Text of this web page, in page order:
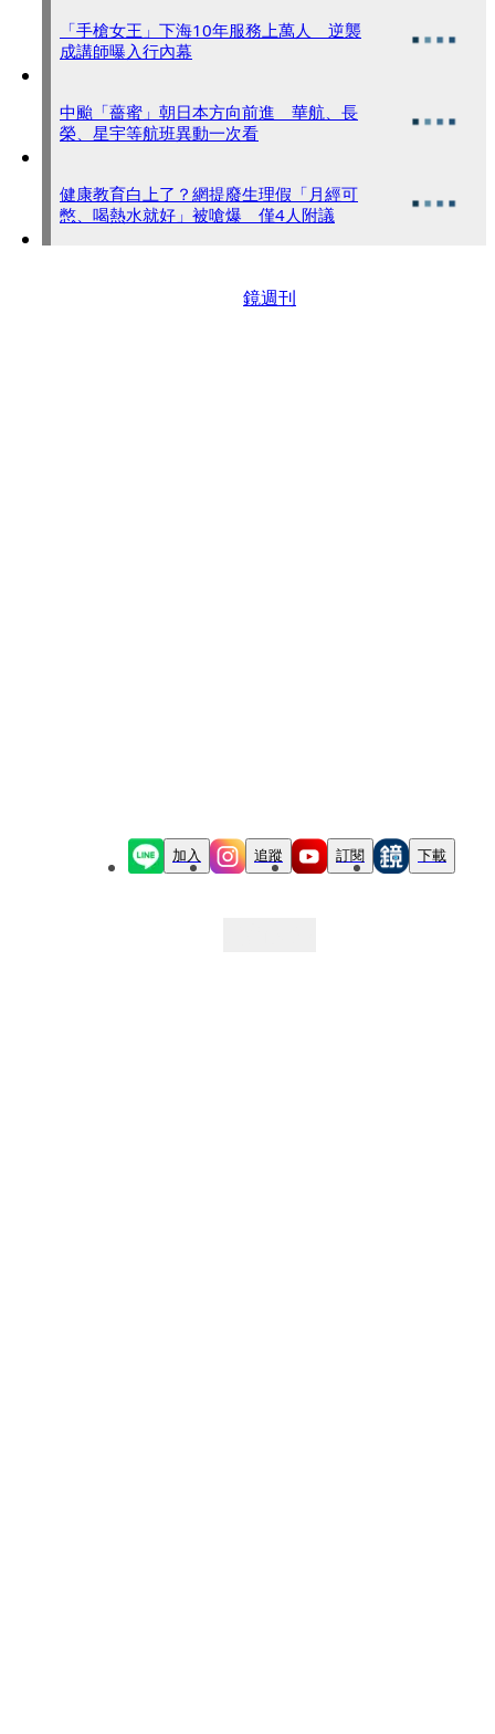
「手槍女王」下海10年服務上萬人 逆襲
成講師曝入行內幕
中颱「薔蜜」朝日本方向前進 華航、長
榮、星宇等航班異動一次看
健康教育白上了？網提廢生理假「月經可
憋、喝熱水就好」被嗆爆 僅4人附議
鏡週刊
加入 追蹤 訂閱 下載